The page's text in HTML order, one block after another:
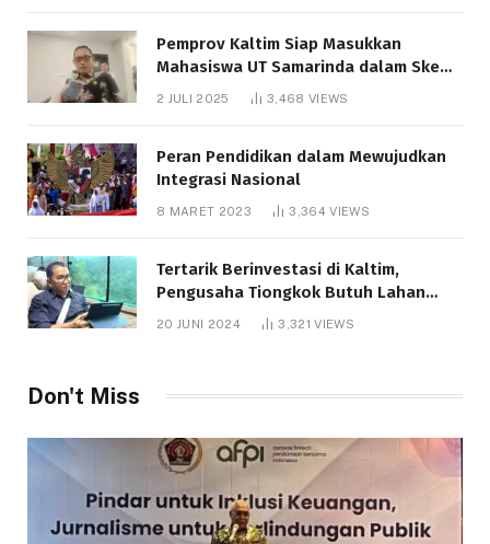
Pemprov Kaltim Siap Masukkan
Mahasiswa UT Samarinda dalam Skema
Bantuan Pendidikan Gratispol
2 JULI 2025 3,468 VIEWS
Peran Pendidikan dalam Mewujudkan
Integrasi Nasional
8 MARET 2023 3,364VIEWS
Tertarik Berinvestasi di Kaltim,
Pengusaha Tiongkok Butuh Lahan
1.000 Hektare
20 JUNI 2024 3,321VIEWS
Don't Miss